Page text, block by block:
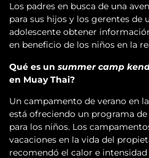
Los padres en busca de una
para sus hijos y los gerentes de
adolescente obtener
en beneficio de los niños en la
Qué es un summer camp
en Muay Thai?
Un campamento de verano en
está ofreciendo un programa
para los niños. Los
vacaciones en la vida del
recomendó el calor e